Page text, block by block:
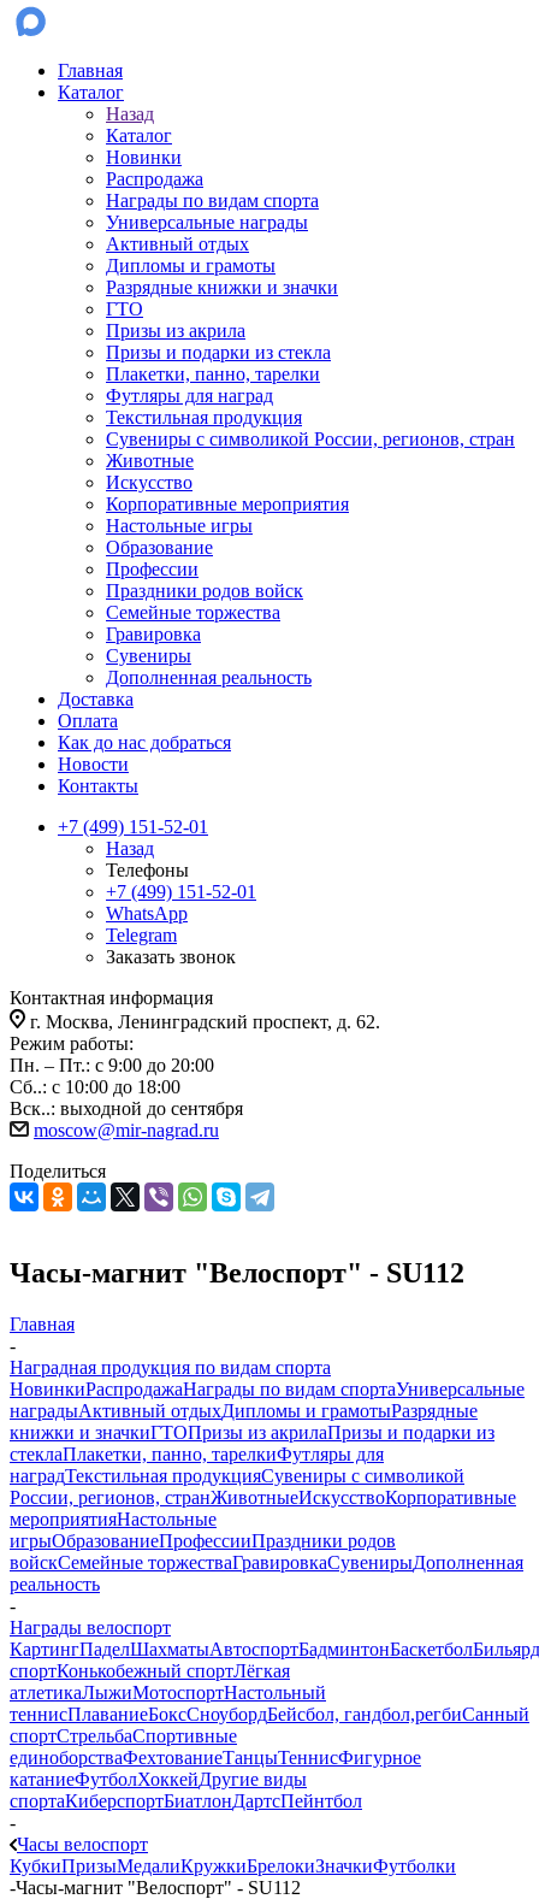
Главная
Каталог
Назад
Каталог
Новинки
Распродажа
Награды по видам спорта
Универсальные награды
Активный отдых
Дипломы и грамоты
Разрядные книжки и значки
ГТО
Призы из акрила
Призы и подарки из стекла
Плакетки, панно, тарелки
Футляры для наград
Текстильная продукция
Сувениры с символикой России, регионов, стран
Животные
Искусство
Корпоративные мероприятия
Настольные игры
Образование
Профессии
Праздники родов войск
Семейные торжества
Гравировка
Сувениры
Дополненная реальность
Доставка
Оплата
Как до нас добраться
Новости
Контакты
+7 (499) 151-52-01
Назад
Телефоны
+7 (499) 151-52-01
WhatsApp
Telegram
Заказать звонок
Контактная информация
г. Москва, Ленинградский проспект, д. 62.
Режим работы:
Пн. – Пт.: с 9:00 до 20:00
Сб..: с 10:00 до 18:00
Вск..: выходной до сентября
moscow@mir-nagrad.ru
Поделиться
Часы-магнит "Велоспорт" - SU112
Главная
-
Наградная продукция по видам спорта
НовинкиРаспродажаНаграды по видам спортаУниверсальные
наградыАктивный отдыхДипломы и грамотыРазрядные
книжки и значкиГТОПризы из акрилаПризы и подарки из
стеклаПлакетки, панно, тарелкиФутляры для
наградТекстильная продукцияСувениры с символикой
России, регионов, странЖивотныеИскусствоКорпоративные
мероприятияНастольные
игрыОбразованиеПрофессииПраздники родов
войскСемейные торжестваГравировкаСувенирыДополненная
реальность
-
Награды велоспорт
КартингПаделШахматыАвтоспортБадминтонБаскетболБильярд
спортКонькобежный спортЛёгкая
атлетикаЛыжиМотоспортНастольный
теннисПлаваниеБоксСноубордБейсбол, гандбол,регбиСанный
спортСтрельбаСпортивные
единоборстваФехтованиеТанцыТеннисФигурное
катаниеФутболХоккейДругие виды
спортаКиберспортБиатлонДартсПейнтбол
-
Часы велоспорт
КубкиПризыМедалиКружкиБрелокиЗначкиФутболки
-Часы-магнит "Велоспорт" - SU112